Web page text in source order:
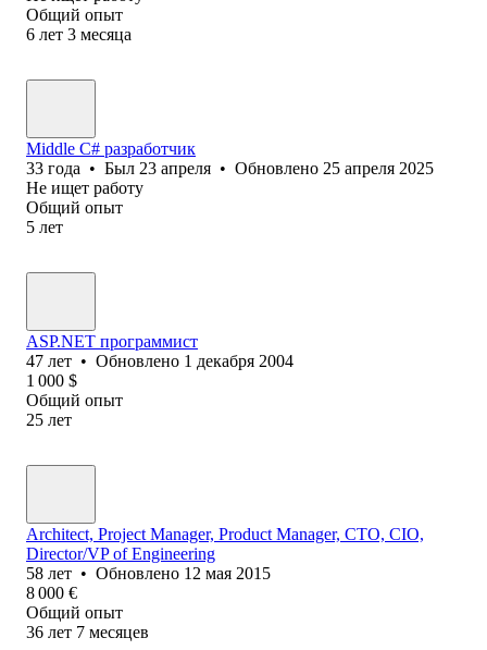
Общий опыт
6 лет 3 месяца
Middle С# разработчик
33 года • Был 23 апреля • Обновлено 25 апреля 2025
Не ищет работу
Общий опыт
5 лет
ASP.NET программист
47 лет • Обновлено 1 декабря 2004
1 000 $
Общий опыт
25 лет
Architect, Project Manager, Product Manager, CTO, CIO,
Director/VP of Engineering
58 лет • Обновлено 12 мая 2015
8 000 €
Общий опыт
36 лет 7 месяцев